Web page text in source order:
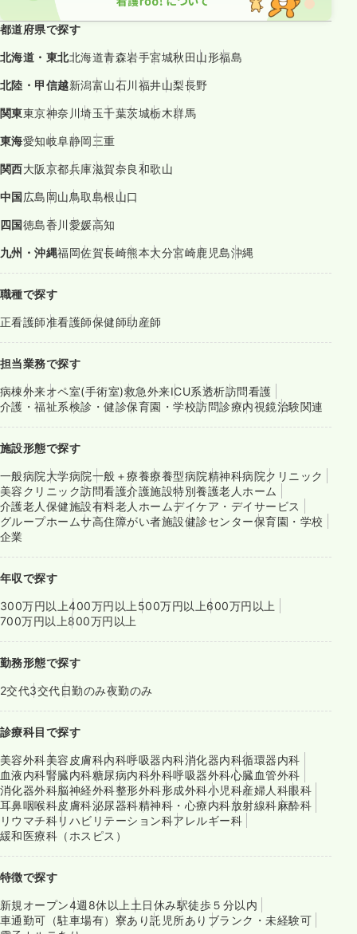
都道府県で探す
北海道・東北北海道青森岩手宮城秋田山形福島
北陸・甲信越新潟富山石川福井山梨長野
関東東京神奈川埼玉千葉茨城栃木群馬
東海愛知岐阜静岡三重
関西大阪京都兵庫滋賀奈良和歌山
中国広島岡山鳥取島根山口
四国徳島香川愛媛高知
九州・沖縄福岡佐賀長崎熊本大分宮崎鹿児島沖縄
職種で探す
正看護師准看護師保健師助産師
担当業務で探す
病棟外来オペ室(手術室)救急外来ICU系透析訪問看護
介護・福祉系検診・健診保育園・学校訪問診療内視鏡治験関連
施設形態で探す
一般病院大学病院一般＋療養療養型病院精神科病院クリニック
美容クリニック訪問看護介護施設特別養護老人ホーム
介護老人保健施設有料老人ホームデイケア・デイサービス
グループホームサ高住障がい者施設健診センター保育園・学校
企業
年収で探す
300万円以上400万円以上 500万円以上600万円以上
700万円以上800万円以上
勤務形態で探す
2交代3交代日勤のみ夜勤のみ
診療科目で探す
美容外科美容皮膚科内科呼吸器内科消化器内科循環器内科
血液内科腎臓内科糖尿病内科外科呼吸器外科心臓血管外科
消化器外科脳神経外科整形外科形成外科小児科産婦人科眼科
耳鼻咽喉科皮膚科泌尿器科精神科・心療内科放射線科麻酔科
リウマチ科リハビリテーション科アレルギー科
緩和医療科（ホスピス）
特徴で探す
新規オープン4週8休以上 土日休み駅徒歩５分以内
車通勤可（駐車場有） 寮あり託児所あり ブランク・未経験可